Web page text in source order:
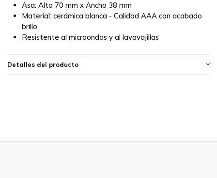
Asa: Alto 70 mm x Ancho 38 mm
Material: cerámica blanca - Calidad AAA con acabado
brillo
Resistente al microondas y al lavavajillas
Detalles del producto